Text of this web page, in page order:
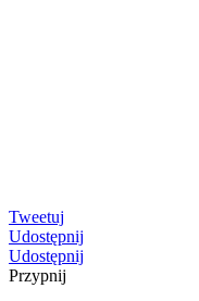
Tweetuj
Udostępnij
Udostępnij
Przypnij